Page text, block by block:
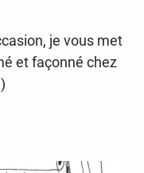
je vous met
et façonné chez